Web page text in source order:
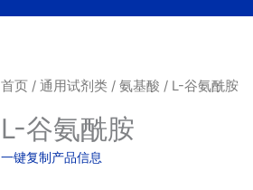
首页/ 通用试剂类/ 氨基酸 / L-谷氨酰胺
L-谷氨酰胺
一键复制产品信息